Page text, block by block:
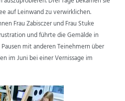
auf Leinwand zu verwirklichen.
Frau Zabisczer und Frau Stuke
und führte die Gemälde in
mit anderen Teinehmern über
im Juni bei einer Vernissage im